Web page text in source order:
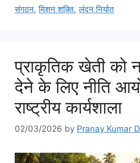
संगठन,मिशन शक्ति,लंदन निर्यात
प्राकृतिक खेती को
देने के लिए नीति
राष्ट्रीय कार्यशाला
02/03/2026 by Pranay Kumar